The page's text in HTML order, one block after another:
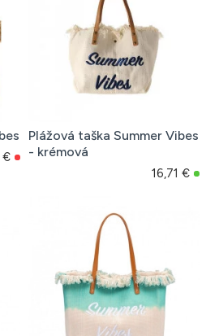
€
Plážová taška Summer Vibes
- krémová
16,71 €